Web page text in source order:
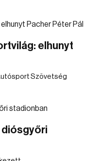
elhunyt
Szövetség
diósgyőri